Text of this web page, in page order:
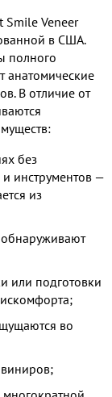
Smile Veneer
в США.
полного
анатомические
В отличие от
без
инструментов —
из
или подготовки
во